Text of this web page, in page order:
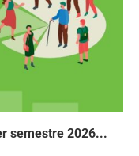
semestre 2026...